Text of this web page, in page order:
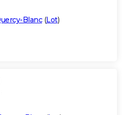
Blanc(Lot)